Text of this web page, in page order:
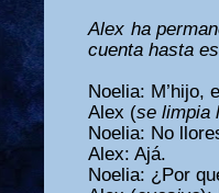
Alex ha
cuenta hasta
Noelia: M’hijo,
Alex (se limpia
Noelia: No
Alex: Ajá.
Noelia: ¿Por